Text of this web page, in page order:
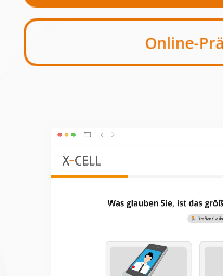
__cf_bm [x3]
Online-